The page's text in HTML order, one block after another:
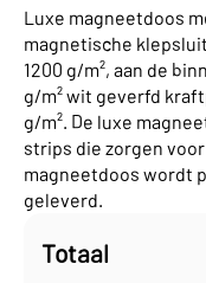
Luxe magneetdoos
magnetische
1200 g/m², aan de
g/m² wit geverfd
g/m². De luxe
strips die zorgen
magneetdoos wordt
geleverd.
Totaal